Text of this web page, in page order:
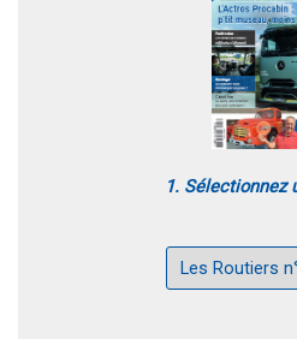
1. Sélectionnez